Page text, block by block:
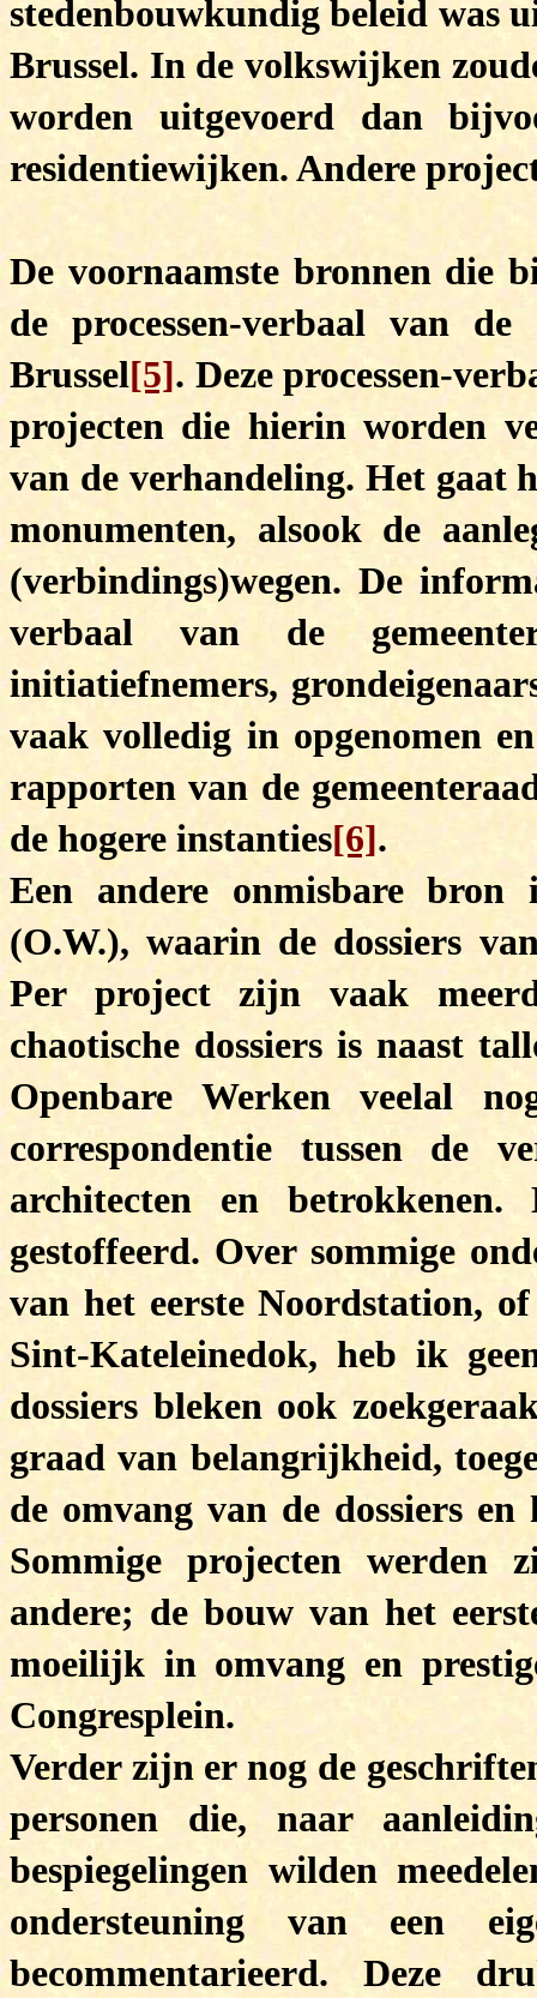
stedenbouwkundig beleid was
Brussel. In de volkswijken
worden uitgevoerd dan
residentiewijken. Andere
De voornaamste bronnen die
de processen-verbaal van
Brussel[5]. Deze processen-
projecten die hierin worden
van de verhandeling. Het gaat
monumenten, alsook de
(verbindings)wegen. De
verbaal van de
initiatiefnemers,
vaak volledig in opgenomen
rapporten van de
de hogere instanties[6].
Een andere onmisbare
(O.W.), waarin de dossiers
Per project zijn vaak
chaotische dossiers is naast
Openbare Werken veelal
correspondentie tussen de
architecten en
gestoffeerd. Over sommige
van het eerste Noordstation,
Sint-Kateleinedok, heb ik
dossiers bleken ook
graad van belangrijkheid,
de omvang van de dossiers
Sommige projecten werden
andere; de bouw van het
moeilijk in omvang en
Congresplein.
Verder zijn er nog de
personen die, naar
bespiegelingen wilden
ondersteuning van een
becommentarieerd. Deze